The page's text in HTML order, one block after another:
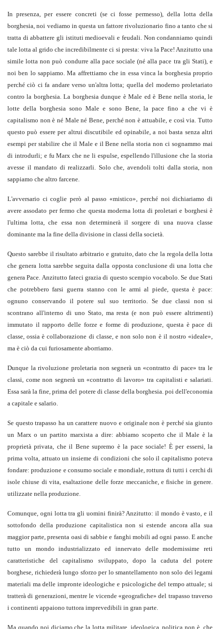
In presenza, per essere concreti (se ci fosse permesso), della lotta della
borghesia, noi vediamo in questa un fattore rivoluzionario fino a tanto che si
tratta di abbattere gli istituti medioevali e feudali. Non condanniamo quindi
tale lotta al grido che incredibilmente ci si presta: viva la Pace! Anzitutto una
simile lotta non può condurre alla pace sociale (né alla pace tra gli Stati), e
noi ben lo sappiamo. Ma affrettiamo che in essa vinca la borghesia proprio
perché ciò ci fa andare verso un'altra lotta; quella del moderno proletariato
contro la borghesia. La borghesia dunque è Male ed è Bene nella storia, le
lotte della borghesia sono Male e sono Bene, la pace fino a che vi è
capitalismo non è né Male né Bene, perché non è attuabile, e così via. Tutto
questo può essere per altrui discutibile ed opinabile, a noi basta senza altri
esempi per stabilire che il Male e il Bene nella storia non ci sognammo mai
di introdurli; e fu Marx che ne li espulse, espellendo l'illusione che la storia
avesse il mandato di realizzarli. Solo che, avendoli tolti dalla storia, non
sappiamo che altro farcene.
L'avversario ci coglie però al passo «mistico», perché noi dichiariamo di
avere assodato per fermo che questa moderna lotta di proletari e borghesi è
l'ultima lotta, che essa non determinerà il sorgere di una nuova classe
dominante ma la fine della divisione in classi della società.
Questo sarebbe il risultato arbitrario e gratuito, dato che la regola della lotta
che genera lotta sarebbe seguita dalla opposta conclusione di una lotta che
genera Pace. Anzitutto fateci grazia di questo scempio vocabolo. Se due Stati
che potrebbero farsi guerra stanno con le armi al piede, questa è pace:
ognuno conservando il potere sul suo territorio. Se due classi non si
scontrano all'interno di uno Stato, ma resta (e non può essere altrimenti)
immutato il rapporto delle forze e forme di produzione, questa è pace di
classe, ossia è collaborazione di classe, e non solo non è il nostro «ideale»,
ma è ciò da cui furiosamente aborriamo.
Dunque la rivoluzione proletaria non segnerà un «contratto di pace» tra le
classi, come non segnerà un «contratto di lavoro» tra capitalisti e salariati.
Essa sarà la fine, prima del potere di classe della borghesia. poi dell'economia
a capitale e salario.
Se questo trapasso ha un carattere nuovo e originale non è perché sia giunto
un Marx o un partito marxista a dire: abbiamo scoperto che il Male è la
proprietà privata, che il Bene supremo è la pace sociale! È per essersi, la
prima volta, attuato un insieme di condizioni che solo il capitalismo poteva
fondare: produzione e consumo sociale e mondiale, rottura di tutti i cerchi di
isole chiuse di vita, esaltazione delle forze meccaniche, e fisiche in genere.
utilizzate nella produzione.
Comunque, ogni lotta tra gli uomini finirà? Anzitutto: il mondo è vasto, e il
sottofondo della produzione capitalistica non si estende ancora alla sua
maggior parte, presenta oasi di sabbie e fanghi mobili ad ogni passo. E anche
tutto un mondo industrializzato ed innervato delle modernissime reti
caratteristiche del capitalismo sviluppato, dopo la caduta del potere
borghese, richiederà lungo sforzo per lo smantellamento non solo dei legami
materiali ma delle impronte ideologiche e psicologiche del tempo attuale; si
tratterà di generazioni, mentre le vicende «geografiche» del trapasso traverso
i continenti appaiono tuttora imprevedibili in gran parte.
Ma quando noi diciamo che la lotta militare, ideologica, politica non è, che